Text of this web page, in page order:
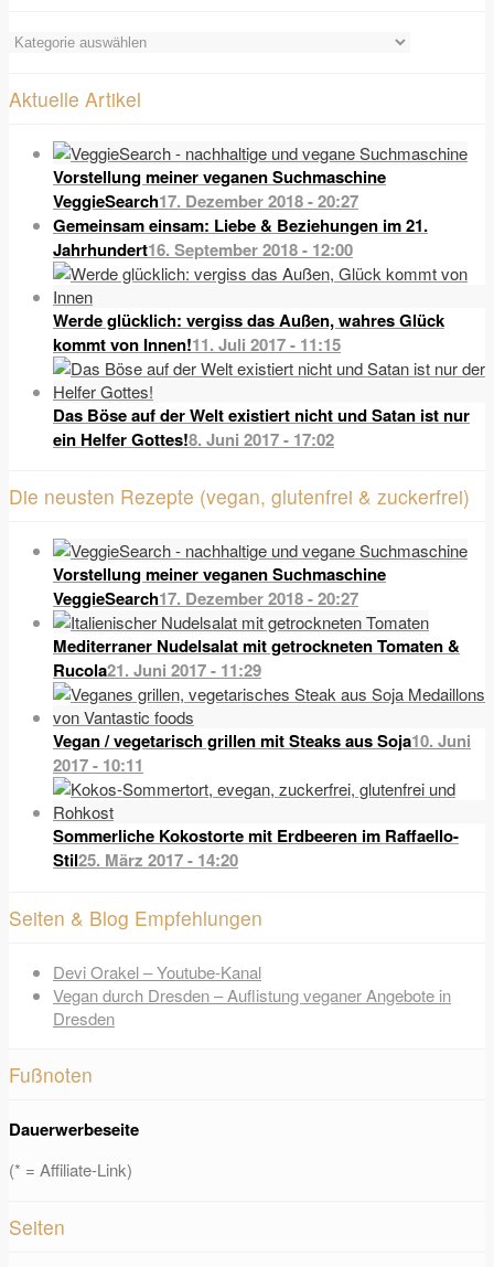
Kategorie-
Aktuelle Artikel
Vorstellung meiner veganen Suchmaschine
VeggieSearch17. Dezember 2018 - 20:27
Gemeinsam einsam: Liebe & Beziehungen im 21.
Jahrhundert16. September 2018 - 12:00
Werde glücklich: vergiss das Außen, wahres Glück
kommt von Innen!11. Juli 2017 - 11:15
Das Böse auf der Welt existiert nicht und Satan ist nur
ein Helfer Gottes!8. Juni 2017 - 17:02
Die neusten Rezepte (vegan, glutenfrei & zuckerfrei)
Vorstellung meiner veganen Suchmaschine
VeggieSearch17. Dezember 2018 - 20:27
Mediterraner Nudelsalat mit getrockneten Tomaten &
Rucola21. Juni 2017 - 11:29
Vegan / vegetarisch grillen mit Steaks aus Soja10. Juni
2017 - 10:11
Sommerliche Kokostorte mit Erdbeeren im Raffaello-
Stil25. März 2017 - 14:20
Seiten & Blog Empfehlungen
Devi Orakel – Youtube-Kanal
Vegan durch Dresden – Auflistung veganer Angebote in
Dresden
Fußnoten
Dauerwerbeseite
(* = Affiliate-Link)
Seiten